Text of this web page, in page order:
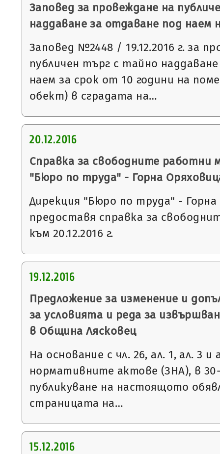
Заповед за провеждане на
наддаване за отдаване под наем
Заповед №2448 / 19.12.2016 г. за
публичен търг с тайно
наем за срок от 10 години на
обект) в сградата на…
20.12.2016
Справка за свободните работни
"Бюро по труда" - Горна
Дирекция "Бюро по труда" -
предоставя справка за
към 20.12.2016 г.
19.12.2016
Предложение за изменение и
за условията и реда за
в Община Лясковец
На основание с чл. 26, ал. 1, ал. 3
нормативните актове (ЗНА), в
публикуване на настоящото
страницата на…
15.12.2016